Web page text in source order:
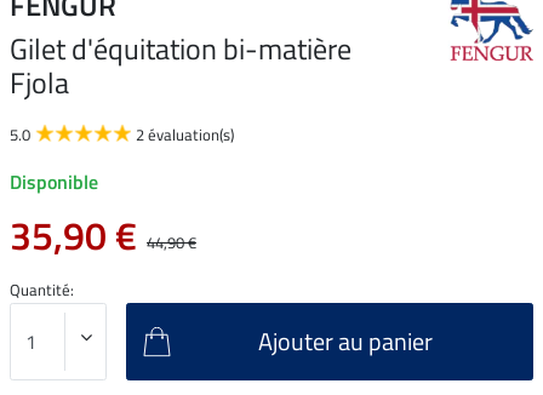
Gilet d'équitation bi-matière
Fjola
5.0 2 évaluation(s)
Disponible
35,90 € 44,90 €
Quantité:
Ajouter au panier